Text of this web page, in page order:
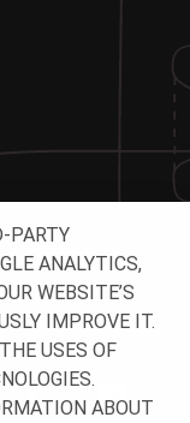
PARTY
ANALYTICS,
WEBSITE’S
IMPROVE IT.
USES OF
ABOUT